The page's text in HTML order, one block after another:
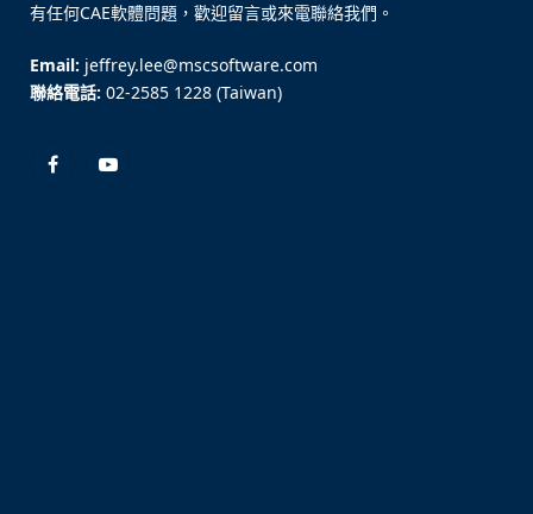
有任何CAE軟體問題，歡迎留言或來電聯絡我們。
Email: jeffrey.lee@mscsoftware.com
聯絡電話: 02-2585 1228 (Taiwan)
FacebookYouTube